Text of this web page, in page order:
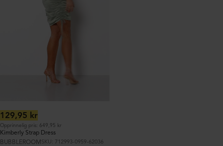
Ordinær
pris:
129,95 kr
Opprinnelig pris: 649,95 kr
Kimberly Strap Dress
BUBBLEROOMSKU: 712993-0959-62036